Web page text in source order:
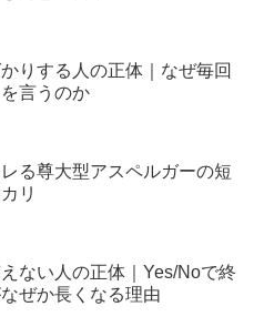
りする人の正体｜なぜ毎回
言うのか
る尊大型アスペルガーの短
リ
ない人の正体｜Yes/Noで終
ぜか長くなる理由